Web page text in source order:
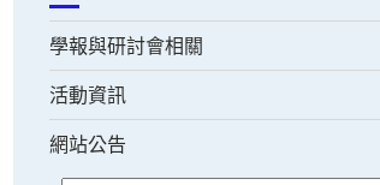
學報與研討會相關
活動資訊
網站公告